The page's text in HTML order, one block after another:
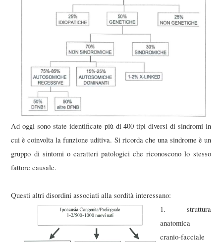
Ad oggi sono state identificate più di 400 tipi diversi di sindromi in
cui è coinvolta la funzione uditiva. Si ricorda che una sindrome è un
gruppo di sintomi o caratteri patologici che riconoscono lo stesso
fattore causale.
Questi altri disordini associati alla sordità interessano:
1. struttura
anatomica
cranio-facciale